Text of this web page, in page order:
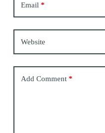
Email *
Website
Add Comment*